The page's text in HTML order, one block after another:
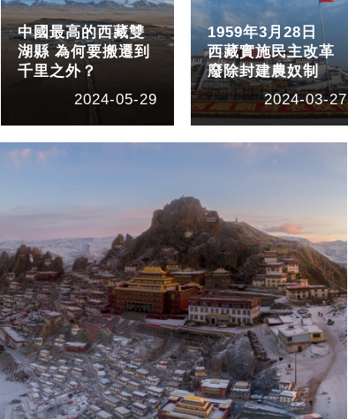
中國最高的西藏雙
湖縣 為何要搬遷到
千里之外？
2024-05-29
1959年3月28日
西藏實施民主改革
廢除封建農奴制
2024-03-27